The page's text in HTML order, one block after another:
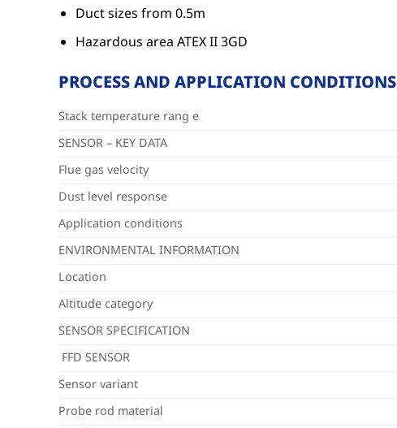
Duct sizes from 0.5m
Hazardous area ATEX II 3GD
PROCESS AND APPLICATION CONDITIONS
Stack temperature rang e
SENSOR – KEY DATA
Flue gas velocity
Dust level response
Application conditions
ENVIRONMENTAL INFORMATION
Location
Altitude category
SENSOR SPECIFICATION
FFD SENSOR
Sensor variant
Probe rod material